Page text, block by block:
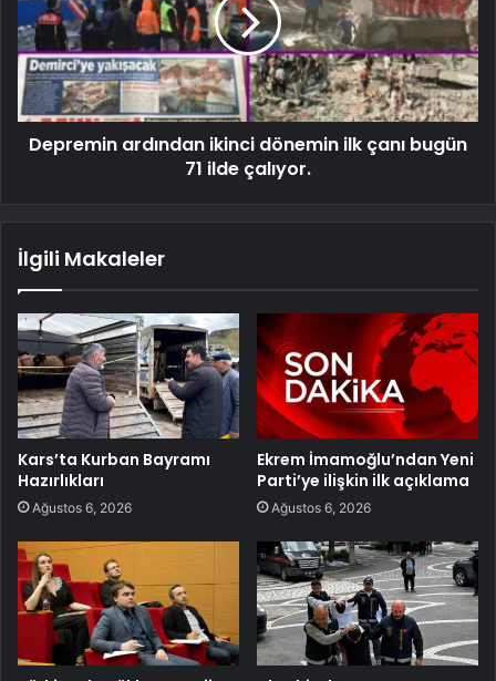
Depremin ardından ikinci dönemin ilk çanı bugün
71 ilde çalıyor.
İlgili Makaleler
Kars’ta Kurban Bayramı
Hazırlıkları
Ağustos 6, 2026
Ekrem İmamoğlu’ndan Yeni
Parti’ye ilişkin ilk açıklama
Ağustos 6, 2026